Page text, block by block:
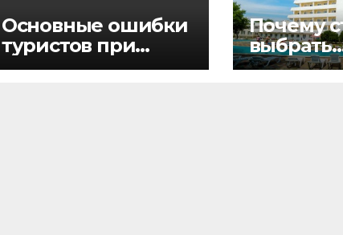
Основные ошибки
туристов при
оформлении
Почему
выбрать